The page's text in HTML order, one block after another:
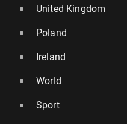
United Kingdom
Poland
Ireland
World
Sport